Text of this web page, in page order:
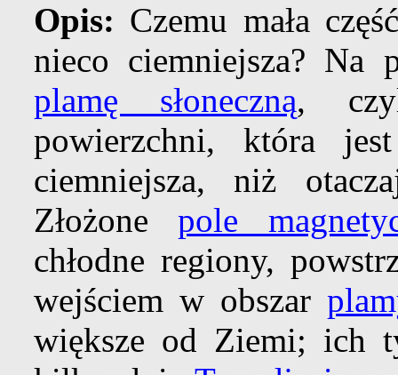
Opis: Czemu mała
nieco ciemniejsza? Na
plamę słoneczną,
powierzchni, która
ciemniejsza, niż
Złożonepole
chłodne regiony,
wejściem w obszar
większe od Ziemi; ich